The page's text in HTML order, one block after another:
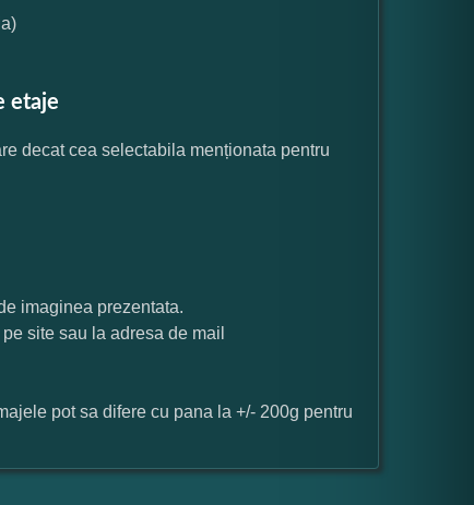
etaje
decat cea selectabila menționata pentru
imaginea prezentata.
site sau la adresa de mail
pot sa difere cu pana la +/- 200g pentru